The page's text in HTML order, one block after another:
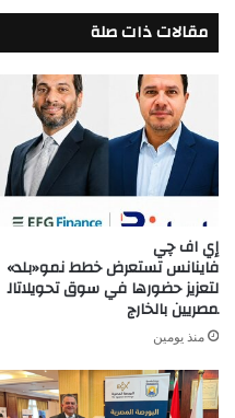
إصدار
سندات
توريق
لشركة
«قسّطلي»
مقالات ذات صلة
إي اف چي
فاينانس تستعرض خطط نمو«بلد»
لتعزيز حضورها في سوق تحويلاتال
مصريين بالخارج
منذ يومين